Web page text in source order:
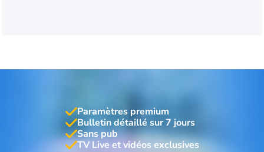
Paramètres premium
Bulletin détaillé sur 7 jours
Sans pub
TV Live et vidéos exclusives